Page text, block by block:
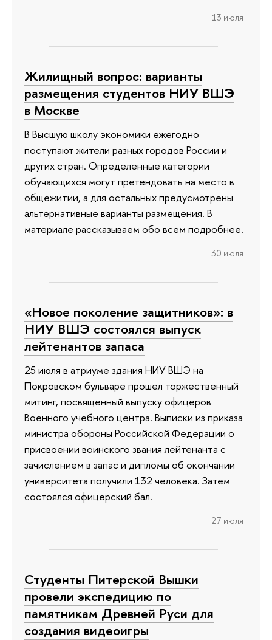
13 июля
Жилищный вопрос: варианты
размещения студентов НИУ ВШЭ
в Москве
В Высшую школу экономики ежегодно
поступают жители разных городов России и
других стран. Определенные категории
обучающихся могут претендовать на место в
общежитии, а для остальных предусмотрены
альтернативные варианты размещения. В
материале рассказываем обо всем подробнее.
30 июля
«Новое поколение защитников»: в
НИУ ВШЭ состоялся выпуск
лейтенантов запаса
25 июля в атриуме здания НИУ ВШЭ на
Покровском бульваре прошел торжественный
митинг, посвященный выпуску офицеров
Военного учебного центра. Выписки из приказа
министра обороны Российской Федерации о
присвоении воинского звания лейтенанта с
зачислением в запас и дипломы об окончании
университета получили 132 человека. Затем
состоялся офицерский бал.
27 июля
Студенты Питерской Вышки
провели экспедицию по
памятникам Древней Руси для
создания видеоигры